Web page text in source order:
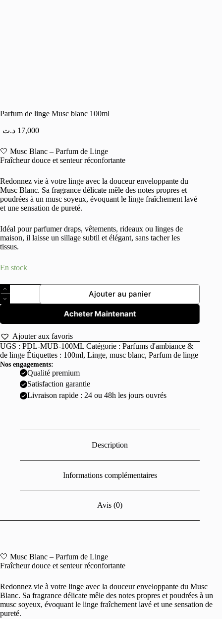
Parfum de linge Musc blanc 100ml
17,000 د.ت
🤍 Musc Blanc – Parfum de Linge
Fraîcheur douce et senteur réconfortante
Redonnez vie à votre linge avec la douceur enveloppante du
Musc Blanc. Sa fragrance délicate mêle des notes propres et
poudrées à un musc soyeux, évoquant le linge fraîchement lavé
et une sensation de pureté.
Idéal pour parfumer draps, vêtements, rideaux ou linges de
maison, il laisse un sillage subtil et élégant, sans tacher les
tissus.
En stock
quantité
de
Parfum
linge
blanc
100ml
Ajouter au panier
Acheter Maintenant
Ajouter aux favoris
UGS : PDL-MUB-100ML Catégorie : Parfums d'ambiance &
de linge Étiquettes : 100ml, Linge, musc blanc, Parfum de linge
Nos engagements:
Qualité premium
Satisfaction garantie
Livraison rapide : 24 ou 48h les jours ouvrés
Description
Informations complémentaires
Avis (0)
🤍 Musc Blanc – Parfum de Linge
Fraîcheur douce et senteur réconfortante
Redonnez vie à votre linge avec la douceur enveloppante du Musc
Blanc. Sa fragrance délicate mêle des notes propres et poudrées à un
musc soyeux, évoquant le linge fraîchement lavé et une sensation de
pureté.